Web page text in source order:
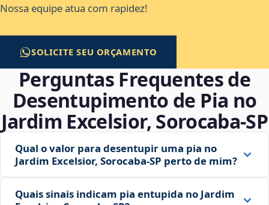
Nossa equipe atua com rapidez!
SOLICITE SEU ORÇAMENTO
Perguntas Frequentes de
Desentupimento de Pia no
Jardim Excelsior, Sorocaba‑SP
Qual o valor para desentupir uma pia no
Jardim Excelsior, Sorocaba‑SP perto de mim?
Quais sinais indicam pia entupida no Jardim